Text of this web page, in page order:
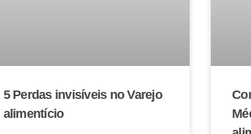
5 Perdas invisíveis no Varejo
alimentício